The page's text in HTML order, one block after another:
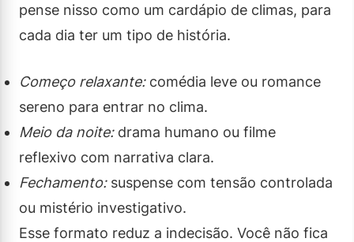
pense nisso como um cardápio de climas, para
cada dia ter um tipo de história.
Começo relaxante:comédia leve ou romance
sereno para entrar no clima.
Meio da noite:drama humano ou filme
reflexivo com narrativa clara.
Fechamento:suspense com tensão controlada
ou mistério investigativo.
Esse formato reduz a indecisão. Você não fica